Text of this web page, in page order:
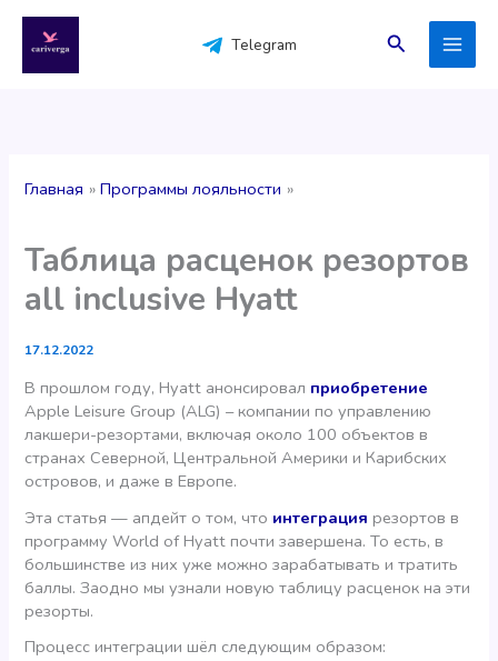
содержимому
Telegram Поиск
Главная Программы лояльности
Таблица расценок резортов
all inclusive Hyatt
17.12.2022
В прошлом году, Hyatt анонсировал приобретение
Apple Leisure Group (ALG) – компании по управлению
лакшери-резортами, включая около 100 объектов в
странах Северной, Центральной Америки и Карибских
островов, и даже в Европе.
Эта статья — апдейт о том, что интеграция резортов в
программу World of Hyatt почти завершена. То есть, в
большинстве из них уже можно зарабатывать и тратить
баллы. Заодно мы узнали новую таблицу расценок на эти
резорты.
Процесс интеграции шёл следующим образом: